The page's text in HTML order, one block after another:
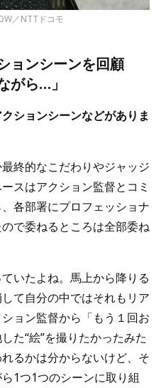
／NTTドコモ
ョンシーンを回顧
がら…」
ションシーンなどがありま
終的なこだわりやジャッジ
スはアクション監督とコミ
各部署にプロフェッショナ
で委ねるところは全部委ね
いたよね。馬上から降りる
て自分の中ではそれもリア
ョン監督から「もう１回お
た“絵”を撮りたかったみた
るかは分からないけど、そ
1つ1つのシーンに取り組